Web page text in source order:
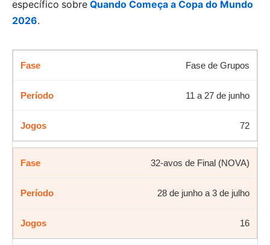
específico sobre Quando Começa a Copa do Mundo
2026.
Fase de Grupos
11 a 27 de junho
72
32-avos de Final (NOVA)
28 de junho a 3 de julho
16